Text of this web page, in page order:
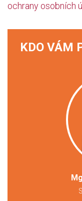
ochrany osobních
KDO VÁM